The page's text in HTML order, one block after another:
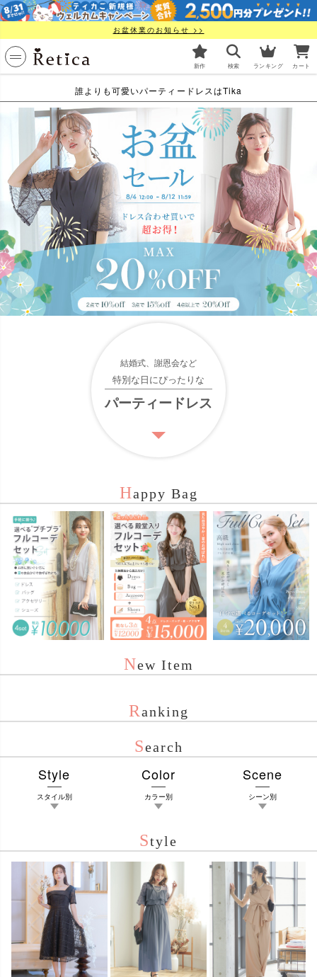
お盆休業のお知らせ >>
新作 検索 ランキング カート
誰よりも可愛いパーティードレスはTika
結婚式、謝恩会など
特別な日にぴったりな
パーティードレス
Happy Bag
New Item
Ranking
Search
Style
スタイル別
Color
カラー別
Scene
シーン別
Style